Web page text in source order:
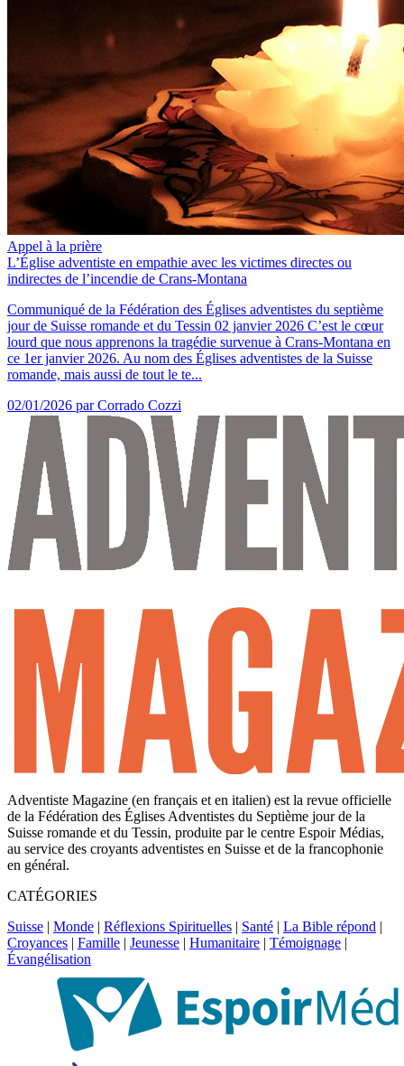
Appel à la prière
L’Église adventiste en empathie avec les victimes directes ou
indirectes de l’incendie de Crans-Montana
Communiqué de la Fédération des Églises adventistes du septième
jour de Suisse romande et du Tessin 02 janvier 2026 C’est le cœur
lourd que nous apprenons la tragédie survenue à Crans-Montana en
ce 1er janvier 2026. Au nom des Églises adventistes de la Suisse
romande, mais aussi de tout le te...
02/01/2026 par Corrado Cozzi
Adventiste Magazine (en français et en italien) est la revue officielle
de la Fédération des Églises Adventistes du Septième jour de la
Suisse romande et du Tessin, produite par le centre Espoir Médias,
au service des croyants adventistes en Suisse et de la francophonie
en général.
CATÉGORIES
Suisse | Monde | Réflexions Spirituelles | Santé | La Bible répond |
Croyances | Famille | Jeunesse | Humanitaire | Témoignage |
Évangélisation